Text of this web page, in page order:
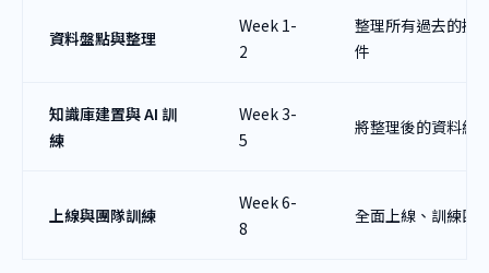
資料盤點與整理
Week 1-
2
整理所有過去的提
件
知識庫建置與 AI 訓
練
Week 3-
5
將整理後的資料結
上線與團隊訓練
Week 6-
8
全面上線、訓練團